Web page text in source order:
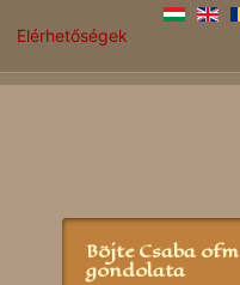
Elérhetőségek
Böjte Csaba ofm
gondolata